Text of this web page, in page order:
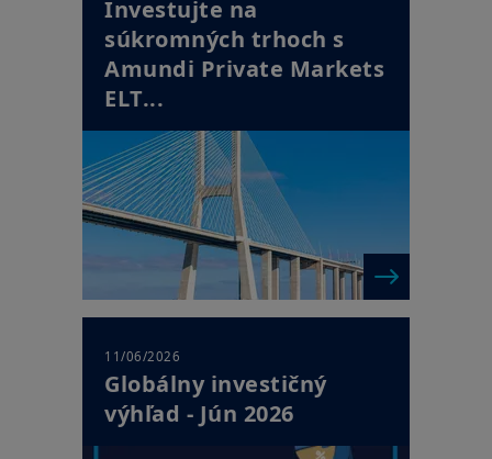
Investujte na
súkromných trhoch s
Amundi Private Markets
ELT...
11/06/2026
Globálny investičný
výhľad - Jún 2026